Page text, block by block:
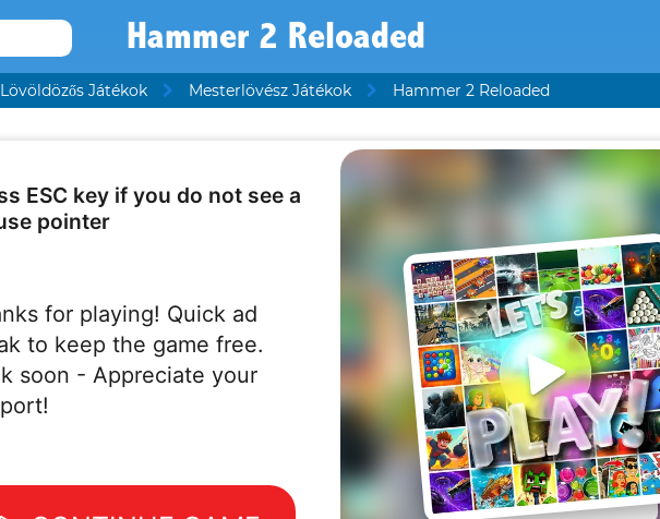
Hammer 2 Reloaded
Lövöldözős Játékok Mesterlövész Játékok Hammer 2 Reloaded